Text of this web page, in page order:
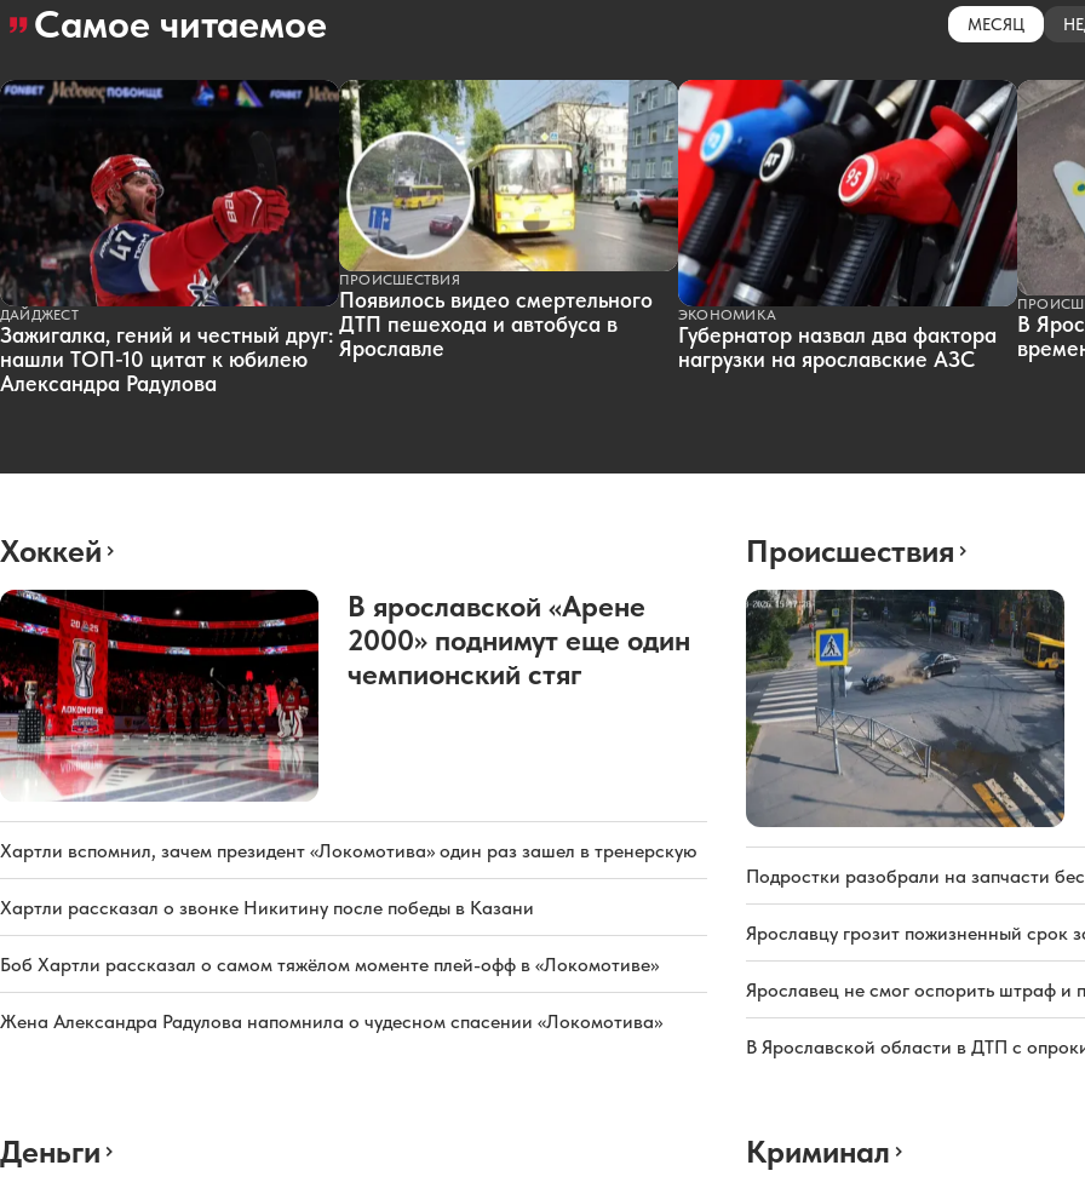
Самое читаемое МЕСЯЦ
ДАЙДЖЕСТ
Зажигалка, гений и честный друг:
нашли ТОП-10 цитат к юбилею
Александра Радулова
ПРОИСШЕСТВИЯ
Появилось видео смертельного
ДТП пешехода и автобуса в
Ярославле
ЭКОНОМИКА
Губернатор назвал два фактора
нагрузки на ярославские АЗС
В
Хоккей
В ярославской «Арене
2000» поднимут еще один
чемпионский стяг
Хартли вспомнил, зачем президент «Локомотива» один раз зашел в тренерскую
Хартли рассказал о звонке Никитину после победы в Казани
Боб Хартли рассказал о самом тяжёлом моменте плей-офф в «Локомотиве»
Жена Александра Радулова напомнила о чудесном спасении «Локомотива»
Происшествия
Подростки разобрали на запчасти
Ярославцу грозит пожизненный срок
Ярославец не смог оспорить штраф и
В Ярославской области в ДТП с
Деньги Криминал